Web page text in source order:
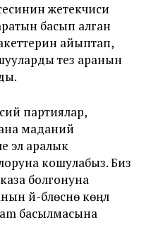
жетекчиси
басып алган
айыптап,
тез аранын
партиялар,
маданий
эл аралык
кошулабыз. Биз
болгонуна
үй-бүлөсүнө көңүл
басылмасына